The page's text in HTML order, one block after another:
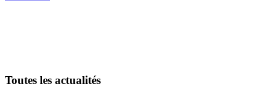
Toutes les actualités